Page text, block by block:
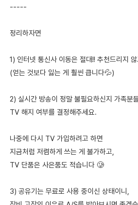
-----
정리하자면
1) 인터넷 통신사 이동은 절대!! 추천드리지
(얻는 것보다 잃는 게 훨씬 큽니다💦)
2) 실시간 방송이 정말 불필요하신지 가족분
TV 해지 여부를 결정해주세요.
나중에 다시 TV 가입하려고 하면
지금처럼 저렴하게 쓰는 게 불가하고,
TV 단품은 사은품도 적습니다 🥲
3) 공유기는 무료로 사용 중이신 상태이니,